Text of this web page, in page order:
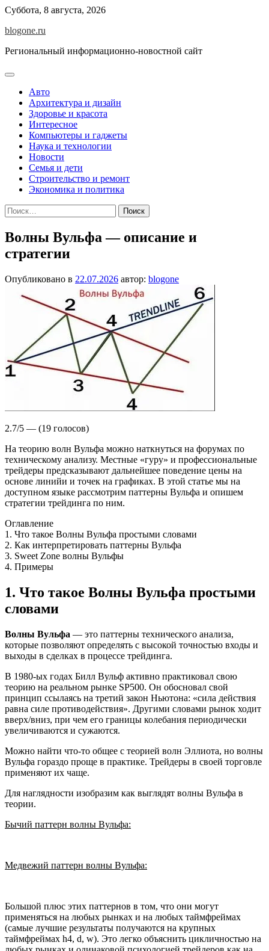
Перейти
содержимому
Суббота, 8 августа, 2026
blogone.ru
Региональный информационно-новостной сайт
Авто
Архитектура и дизайн
Здоровье и красота
Интересное
Компьютеры и гаджеты
Наука и технологии
Новости
Семья и дети
Строительство и ремонт
Экономика и политика
Найти:
Волны Вульфа — описание и
стратегии
Опубликовано в 22.07.2026 автор: blogone
2.7/5 — (19 голосов)
На теорию волн Вульфа можно наткнуться на форумах по
техническому анализу. Местные «гуру» и профессиональные
трейдеры предсказывают дальнейшее поведение цены на
основе линийи и точек на графиках. В этой статье мы на
доступном языке рассмотрим паттерны Вульфа и опишем
стратегии трейдинга по ним.
Оглавление
1. Что такое Волны Вульфа простыми словами
2. Как интерпретировать паттерны Вульфа
3. Sweet Zone волны Вульфы
4. Примеры
1. Что такое Волны Вульфа простыми
словами
Волны Вульфа — это паттерны технического анализа,
которые позволяют определять с высокой точностью входы и
выходы в сделках в процессе трейдинга.
В 1980-ых годах Билл Вульф активно практиковал свою
теорию на реальном рынке SP500. Он обосновал свой
принцип ссылаясь на третий закон Ньютона: «сила действия
равна силе противодействия». Другими словами рынок ходит
вверх/вниз, при чем его границы колебания периодически
увеличиваются и сужаются.
Можно найти что-то общее с теорией волн Эллиота, но волны
Вульфа гораздо проще в практике. Трейдеры в своей торговле
применяют их чаще.
Для наглядности изобразим как выглядят волны Вульфа в
теории.
Бычий паттерн волны Вульфа:
Медвежий паттерн волны Вульфа:
Большой плюс этих паттернов в том, что они могут
применяться на любых рынках и на любых таймфреймах
(самые лучшие результаты получаются на крупных
таймфреймах h4, d, w). Это легко объяснить цикличностью на